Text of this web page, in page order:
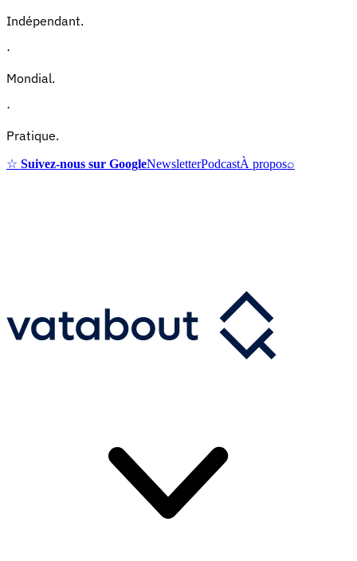
Indépendant.
·
Mondial.
·
Pratique.
☆ Suivez-nous sur GoogleNewsletterPodcastÀ propos⌕